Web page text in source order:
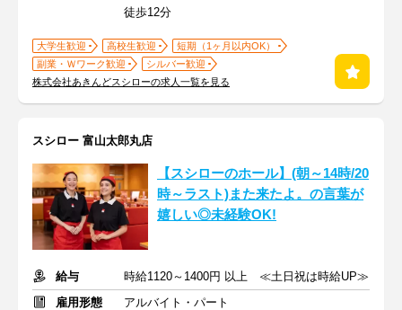
徒歩12分
大学生歓迎 高校生歓迎
短期（1ヶ月以内OK）
副業・Ｗワーク歓迎
シルバー歓迎
株式会社あきんどスシローの求人一覧を見る
スシロー 富山太郎丸店
【スシローのホール】(朝～14時/20
時～ラスト)また来たよ。の言葉が
嬉しい◎未経験OK!
給与
時給1120～1400円 以上 ≪土日祝は時給UP≫
雇用形態
アルバイト・パート